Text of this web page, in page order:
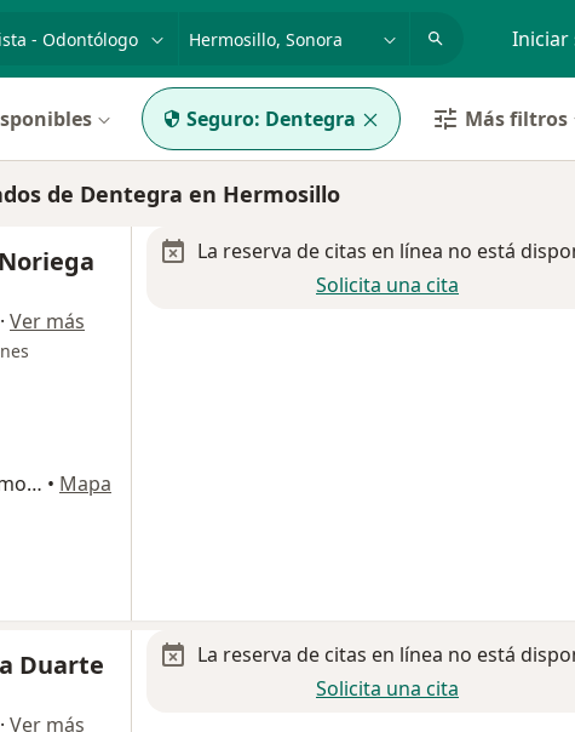
enfermedad o nombre Iniciar
Seguro: Dentegra Más filtros
de Dentegra en Hermosillo
· Ver más
Boulevard Juan Navarrete 112 5, Hermosillo • Mapa
La reserva de citas en línea no está
Solicita una cita
Duarte
· Ver más
La reserva de citas en línea no está
Solicita una cita